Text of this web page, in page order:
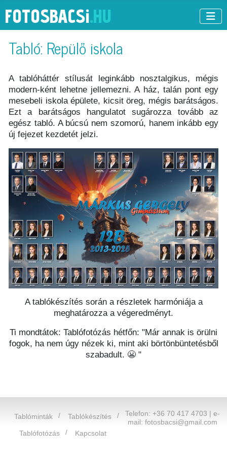
FOTOSBACSi.HU
Tabló: Repülő iskola
A tablóháttér stílusát leginkább nosztalgikus, mégis
modern-ként lehetne jellemezni. A ház, talán pont egy
mesebeli iskola épülete, kicsit öreg, mégis barátságos.
Ezt a barátságos hangulatot sugározza tovább az
egész tabló. A búcsú nem szomorú, hanem inkább egy
új fejezet kezdetét jelzi.
A tablókészítés során a részletek harmóniája a
meghatározza a végeredményt.
Ti mondtátok: Tablófotózás hétfőn: "Már annak is örülni
fogok, ha nem úgy nézek ki, mint aki börtönbüntetésből
szabadult. 😬 "
Tablóminták Tablókészítés
Tablófotózás Kapcsolat
Telefon: +36 70 417 4703 | e-
mail:fotosbacsi@gmail.com